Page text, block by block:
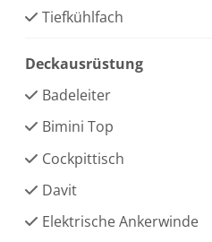
Tiefkühlfach
Deckausrüstung
Badeleiter
Bimini Top
Cockpittisch
Davit
Elektrische Ankerwinde